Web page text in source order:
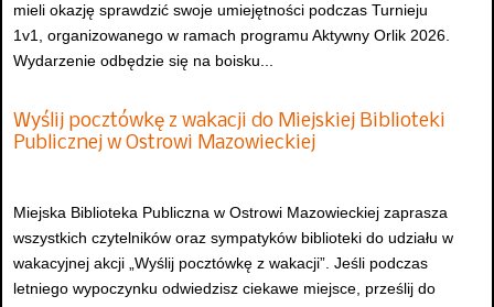
mieli okazję sprawdzić swoje umiejętności podczas Turnieju
1v1, organizowanego w ramach programu Aktywny Orlik 2026.
Wydarzenie odbędzie się na boisku...
Wyślij pocztówkę z wakacji do Miejskiej Biblioteki
Publicznej w Ostrowi Mazowieckiej
Miejska Biblioteka Publiczna w Ostrowi Mazowieckiej zaprasza
wszystkich czytelników oraz sympatyków biblioteki do udziału w
wakacyjnej akcji „Wyślij pocztówkę z wakacji”. Jeśli podczas
letniego wypoczynku odwiedzisz ciekawe miejsce, prześlij do